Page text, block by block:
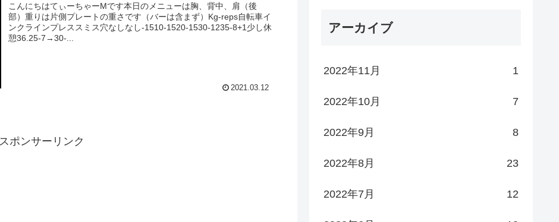
こんにちはてぃーちゃーMです本日のメニューは胸、背中、肩（後
部）重りは片側プレートの重さです（バーは含まず）Kg-reps自転車イ
ンクラインプレススミス穴なしなし-1510-1520-1530-1235-8+1少し休
憩36.25-7→30-...
2021.03.12
スポンサーリンク
アーカイブ
2022年11月 1
2022年10月 7
2022年9月 8
2022年8月 23
2022年7月 12